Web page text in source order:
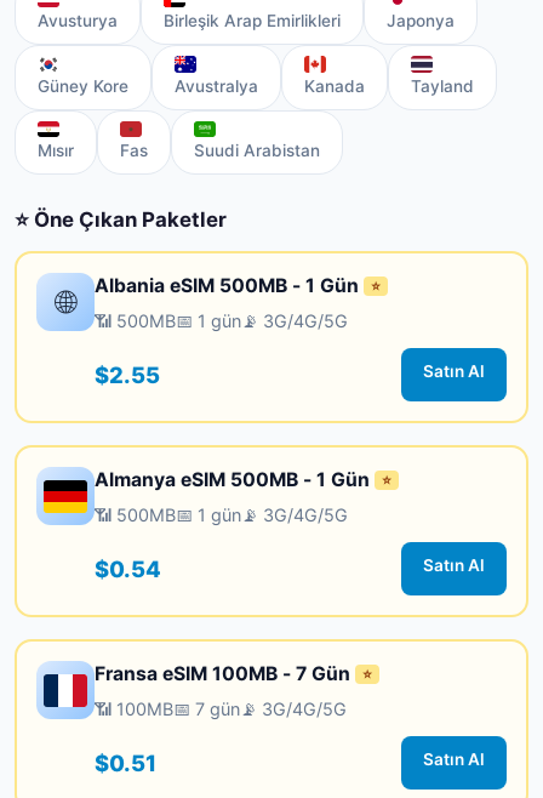
Avusturya Birleşik Arap Emirlikleri Japonya
Güney Kore Avustralya Kanada Tayland
Mısır Fas Suudi Arabistan
⭐ Öne Çıkan Paketler
🌐 Albania eSIM 500MB - 1 Gün ⭐
📶 500MB📅 1 gün📡 3G/4G/5G
$2.55 Satın Al
Almanya eSIM 500MB - 1 Gün ⭐
📶 500MB📅 1 gün📡 3G/4G/5G
$0.54 Satın Al
Fransa eSIM 100MB - 7 Gün ⭐
📶 100MB📅 7 gün📡 3G/4G/5G
$0.51 Satın Al